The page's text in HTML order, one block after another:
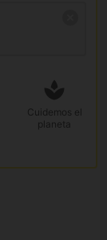
Cuidemos el
planeta